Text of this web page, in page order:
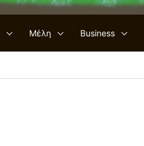
Μέλη Business